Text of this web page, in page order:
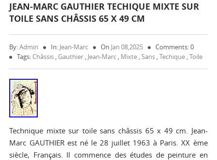
JEAN-MARC GAUTHIER TECHIQUE MIXTE SUR
TOILE SANS CHÂSSIS 65 X 49 CM
By:Admin In: Jean-Marc On Jan 08,2025
Comments: 0
Tags: Châssis , Gauthier , Jean-Marc , Mixte ,Sans ,Techique ,Toile
Technique mixte sur toile sans châssis 65 x 49 cm. Jean-
Marc GAUTHIER est né le 28 juillet 1963 à Paris. XX ème
siècle, Français. Il commence des études de peinture en